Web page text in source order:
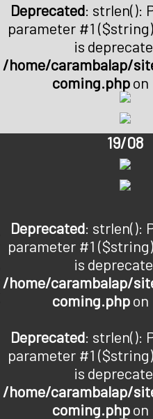
Deprecated: strlen():
parameter #1
is
/home/carambalap/
coming.php
19/08
Deprecated: strlen():
parameter #1
is
/home/carambalap/
coming.phpon
Deprecated: strlen():
parameter #1
is
/home/carambalap/
coming.php